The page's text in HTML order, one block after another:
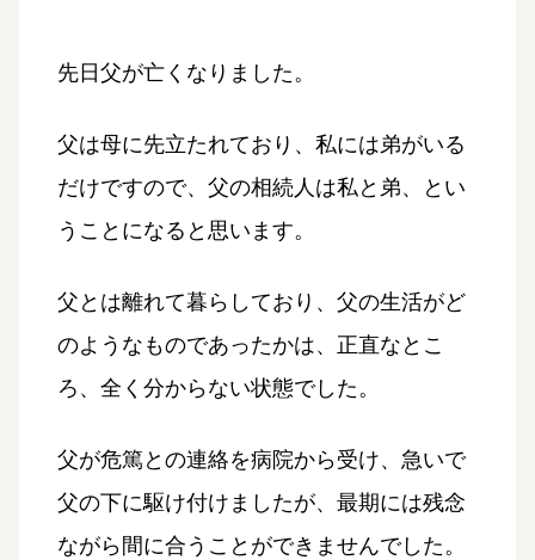
先日父が亡くなりました。
父は母に先立たれており、私には弟がいる
だけですので、父の相続人は私と弟、とい
うことになると思います。
父とは離れて暮らしており、父の生活がど
のようなものであったかは、正直なとこ
ろ、全く分からない状態でした。
父が危篤との連絡を病院から受け、急いで
父の下に駆け付けましたが、最期には残念
ながら間に合うことができませんでした。